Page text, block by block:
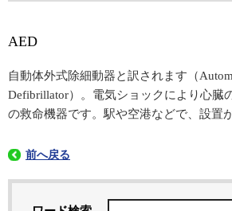
AED
自動体外式除細動器と訳されます（
Defibrillator）。電気ショックにより心臓
の救命機器です。駅や空港などで、設置
前へ戻る